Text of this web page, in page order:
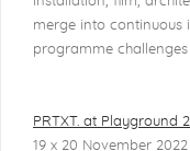
merge into continuous
programme
PRTXT. at Playground
19 x 20 November